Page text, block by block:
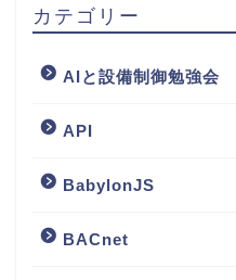
カテゴリー
AIと設備制御勉強会
API
BabylonJS
BACnet